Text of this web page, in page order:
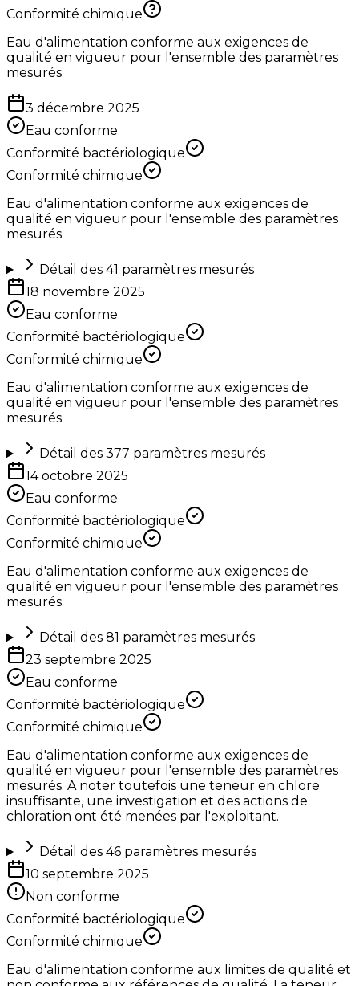
Conformité chimique
Eau d'alimentation conforme aux exigences de
qualité en vigueur pour l'ensemble des paramètres
mesurés.
3 décembre 2025
Eau conforme
Conformité bactériologique
Conformité chimique
Eau d'alimentation conforme aux exigences de
qualité en vigueur pour l'ensemble des paramètres
mesurés.
Détail des 41 paramètres mesurés
18 novembre 2025
Eau conforme
Conformité bactériologique
Conformité chimique
Eau d'alimentation conforme aux exigences de
qualité en vigueur pour l'ensemble des paramètres
mesurés.
Détail des 377 paramètres mesurés
14 octobre 2025
Eau conforme
Conformité bactériologique
Conformité chimique
Eau d'alimentation conforme aux exigences de
qualité en vigueur pour l'ensemble des paramètres
mesurés.
Détail des 81 paramètres mesurés
23 septembre 2025
Eau conforme
Conformité bactériologique
Conformité chimique
Eau d'alimentation conforme aux exigences de
qualité en vigueur pour l'ensemble des paramètres
mesurés. A noter toutefois une teneur en chlore
insuffisante, une investigation et des actions de
chloration ont été menées par l'exploitant.
Détail des 46paramètres mesurés
10 septembre 2025
Non conforme
Conformité bactériologique
Conformité chimique
Eau d'alimentation conforme aux limites de qualité et